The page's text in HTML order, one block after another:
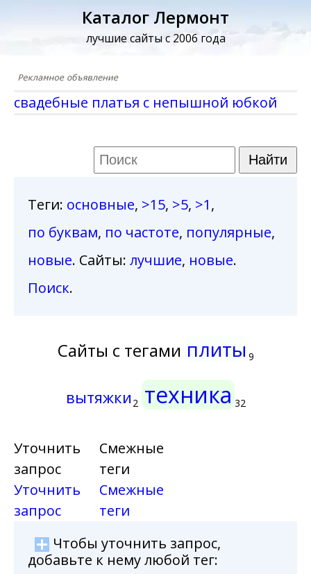
Каталог Лермонт
лучшие сайты с 2006 года
свадебные платья с непышной юбкой
Теги: основные, >15, >5, >1,
по буквам, по частоте, популярные,
новые. Сайты: лучшие, новые.
Поиск.
Сайты с тегами плиты 9
вытяжки 2 техника 32
Уточнить
запрос
Уточнить
запрос
Смежные
теги
Смежные
теги
Чтобы уточнить запрос,
добавьте к нему любой тег: